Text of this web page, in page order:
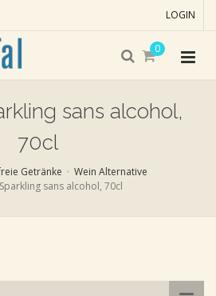
LOGIN
0
sans alcohol,
70cl
Getränke
Wein Alternative
sans alcohol, 70cl